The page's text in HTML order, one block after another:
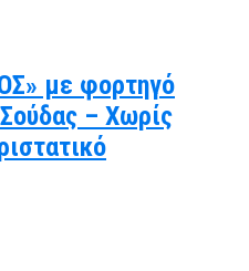
με φορτηγό
– Χωρίς